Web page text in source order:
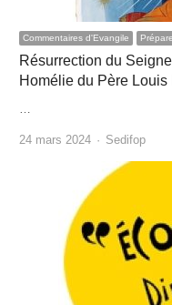
Commentaires d'Evangile
Résurrection du
Homélie du Père Louis
24 mars 2024 Author
Sedifop